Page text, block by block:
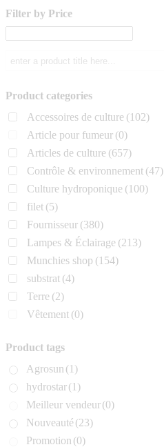
Filter by Price
Product categories
Accessoires de culture (102)
Article pour fumeur (0)
Articles de culture (657)
Contrôle & environnement (47)
Culture hydroponique (100)
filet (5)
Fournisseur (380)
Lampes & Éclairage (213)
Munchies shop (154)
substrat (4)
Terre (2)
Vêtement (0)
Product tags
Agrosun (1)
hydrostar(1)
Meilleur vendeur(0)
Nouveauté(23)
Promotion (0)